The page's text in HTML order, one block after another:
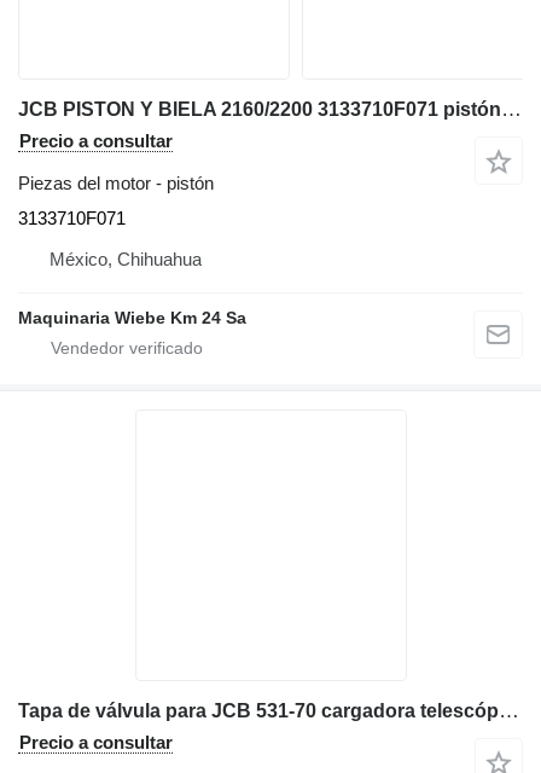
JCB PISTON Y BIELA 2160/2200 3133710F071 pistón para JCB cargadora telescópica
Precio a consultar
Piezas del motor - pistón
3133710F071
México, Chihuahua
Maquinaria Wiebe Km 24 Sa
Tapa de válvula para JCB 531-70 cargadora telescópica
Precio a consultar